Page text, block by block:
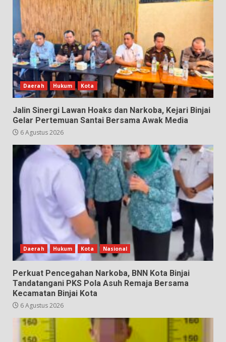
Daerah Hukum Kota
Jalin Sinergi Lawan Hoaks dan Narkoba, Kejari Binjai
Gelar Pertemuan Santai Bersama Awak Media
6 Agustus 2026
Daerah Hukum Kota Nasional
Perkuat Pencegahan Narkoba, BNN Kota Binjai
Tandatangani PKS Pola Asuh Remaja Bersama
Kecamatan Binjai Kota
6 Agustus 2026